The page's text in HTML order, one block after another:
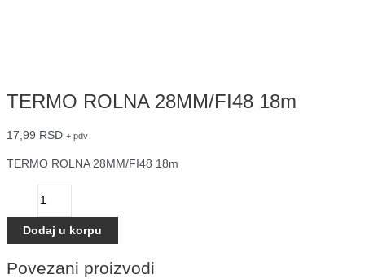
TERMO ROLNA 28MM/FI48 18m
17,99 RSD + pdv
TERMO ROLNA 28MM/FI48 18m
Dodaj u korpu
Povezani proizvodi